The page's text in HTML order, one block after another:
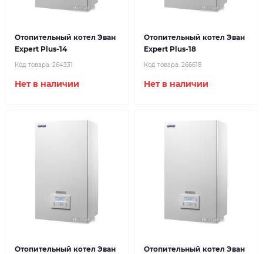
Отопительный котел Эван
Expert Plus-14
Код товара: 264331
Нет в наличии
Отопительный котел Эван
Expert Plus-18
Код товара: 266618
Нет в наличии
Отопительный котел Эван
Отопительный котел Эван